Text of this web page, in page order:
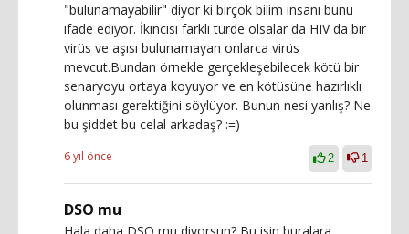
"bulunamayabilir" diyor ki birçok bilim insanı bunu
ifade ediyor. İkincisi farklı türde olsalar da HIV da bir
virüs ve aşısı bulunamayan onlarca virüs
mevcut.Bundan örnekle gerçekleşebilecek kötü bir
senaryoyu ortaya koyuyor ve en kötüsüne hazırlıklı
olunması gerektiğini söylüyor. Bunun nesi yanlış? Ne
bu şiddet bu celal arkadaş? :=)
6 yıl önce 2 1
DSO mu